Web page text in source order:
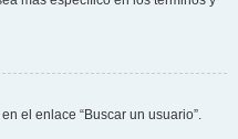
el enlace “Buscar un usuario”.